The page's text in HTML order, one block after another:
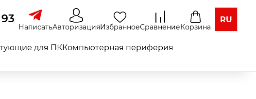
НаписатьАвторизацияИзбранноеСравнениеКорзина
RU
для ПККомпьютерная периферия